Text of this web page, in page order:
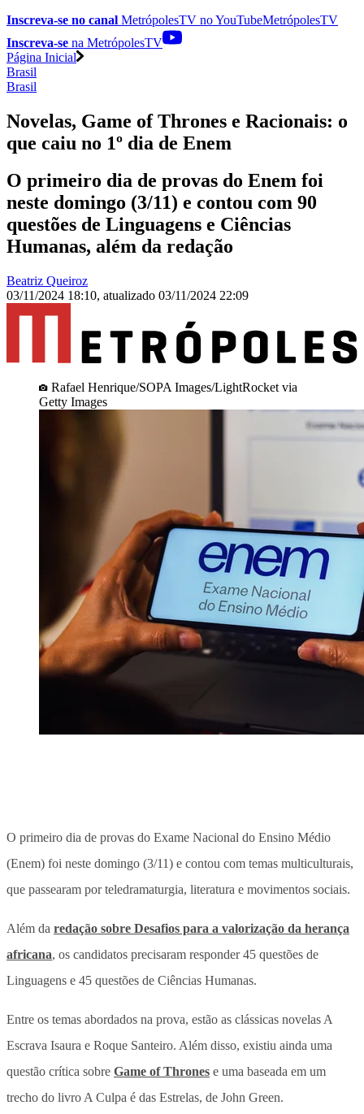
Inscreva-se no canal MetrópolesTV noYouTubeMetrópolesTV
Inscreva-se na MetrópolesTV
Página Inicial
Brasil
Brasil
Novelas, Game of Thrones e Racionais: o
que caiu no 1º dia de Enem
O primeiro dia de provas do Enem foi
neste domingo (3/11) e contou com 90
questões de Linguagens e Ciências
Humanas, além da redação
Beatriz Queiroz
03/11/2024 18:10, atualizado 03/11/2024 22:09
Rafael Henrique/SOPA Images/LightRocket via
Getty Images
O primeiro dia de provas do Exame Nacional do Ensino Médio
(Enem) foi neste domingo (3/11) e contou com temas multiculturais,
que passearam por teledramaturgia, literatura e movimentos sociais.
Além da redação sobre Desafios para a valorização da herança
africana, os candidatos precisaram responder 45 questões de
Linguagens e 45 questões de Ciências Humanas.
Entre os temas abordados na prova, estão as clássicas novelas A
Escrava Isaura e Roque Santeiro. Além disso, existiu ainda uma
questão crítica sobre Game of Thrones e uma baseada em um
trecho do livro A Culpa é das Estrelas, de John Green.